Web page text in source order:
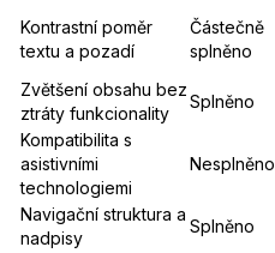
Kontrastní poměr
textu a pozadí
Částečně
splněno
Zvětšení obsahu bez
ztráty funkcionality
Splněno
Kompatibilita s
asistivními
technologiemi
Nesplněno
Navigační struktura a
nadpisy
Splněno